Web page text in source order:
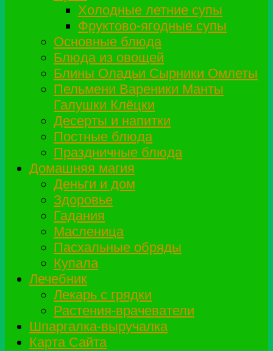
Холодные летние супы
Фруктово-ягодные супы
Основные блюда
Блюда из овощей
Блины Оладьи Сырники Омлеты
Пельмени Вареники Манты
Галушки Клёцки
Десерты и напитки
Постные блюда
Праздничные блюда
Домашняя магия
Деньги и дом
Здоровье
Гадания
Масленица
Пасхальные обряды
Купала
Лечебник
Лекарь с грядки
Растения-врачеватели
Шпаргалка-выручалка
Карта Сайта